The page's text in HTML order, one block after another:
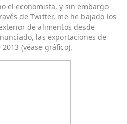
el economista, y sin embargo
de Twitter, me he bajado los
de alimentos desde
las exportaciones de
(véase gráfico).